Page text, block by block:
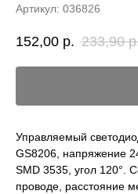
Артикул: 036826
152,00 р. 233,90
Управляемый
GS8206, напряжение
SMD 3535, угол 120°.
проводе, расстояние